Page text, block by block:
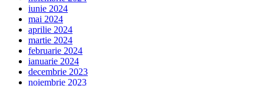
iunie 2024
mai 2024
aprilie 2024
martie 2024
februarie 2024
ianuarie 2024
decembrie 2023
noiembrie 2023